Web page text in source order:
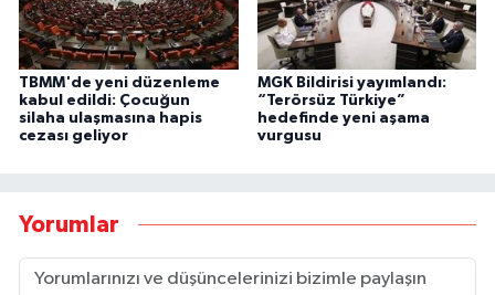
TBMM'de yeni düzenleme
kabul edildi: Çocuğun
silaha ulaşmasına hapis
cezası geliyor
MGK Bildirisi yayımlandı:
“Terörsüz Türkiye”
hedefinde yeni aşama
vurgusu
Yorumlar